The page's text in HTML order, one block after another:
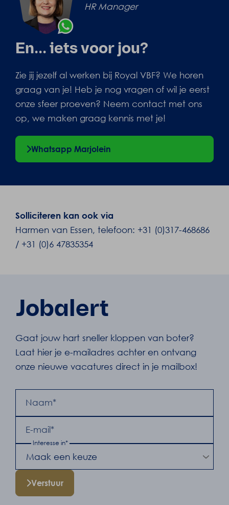
HR Manager
En... iets voor jou?
Zie jij jezelf al werken bij Royal VBF? We horen
graag van je! Heb je nog vragen of wil je eerst
onze sfeer proeven? Neem contact met ons
op, we maken graag kennis met je!
Whatsapp Marjolein
Solliciteren kan ook via
Harmen van Essen, telefoon: +31 (0)317-468686
/ +31 (0)6 47835354
Jobalert
Gaat jouw hart sneller kloppen van boter?
Laat hier je e-mailadres achter en ontvang
onze nieuwe vacatures direct in je mailbox!
Naam*
E-mail*
Interesse in*
Verstuur